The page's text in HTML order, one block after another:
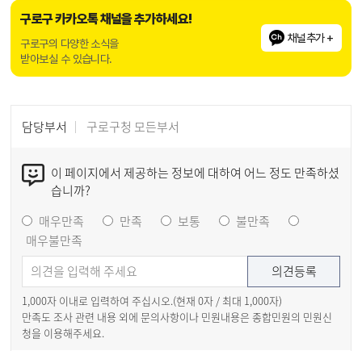
구로구 카카오톡 채널을 추가하세요!
구로구의 다양한 소식을
받아보실 수 있습니다.
채널추가 +
담당부서 구로구청 모든부서
이 페이지에서 제공하는 정보에 대하여 어느 정도 만족하셨
습니까?
매우만족
만족 보통
불만족
매우불만족
1,000자 이내로 입력하여 주십시오.(현재 0자 / 최대 1,000자)
만족도 조사 관련 내용 외에 문의사항이나 민원내용은 종합민원의 민원신
청을 이용해주세요.